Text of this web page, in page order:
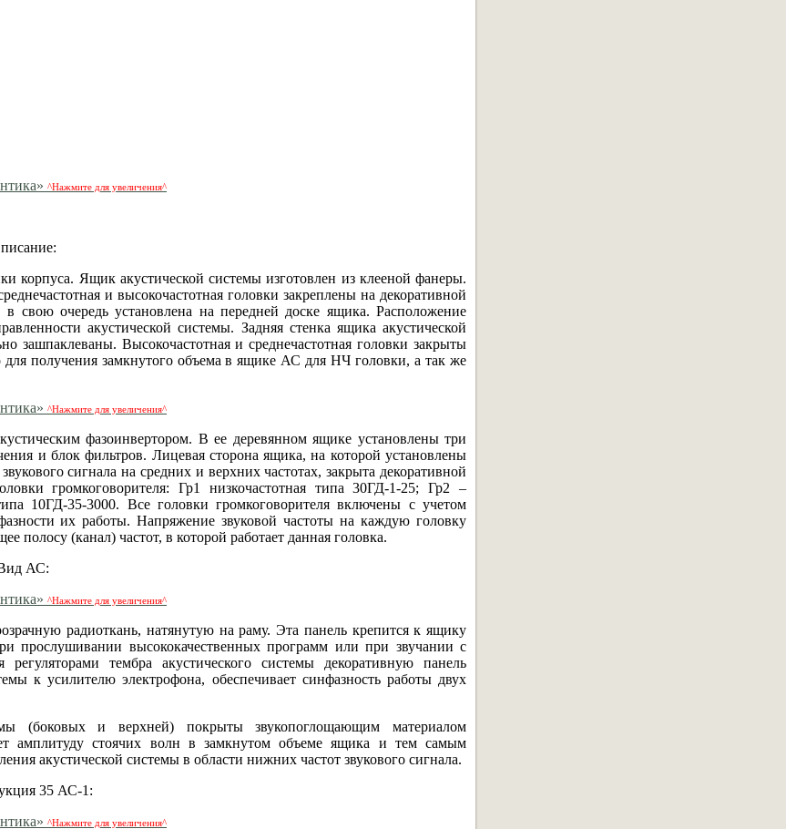
^Нажмите для увеличения^
корпуса. Ящик акустической системы изготовлен из клееной фанеры.
и высокочастотная головки закреплены на декоративной
очередь установлена на передней доске ящика. Расположение
акустической системы. Задняя стенка ящика акустической
зашпаклеваны. Высокочастотная и среднечастотная головки закрыты
получения замкнутого объема в ящике АС для НЧ головки, а так же
^Нажмите для увеличения^
фазоинвертором. В ее деревянном ящике установлены три
и блок фильтров. Лицевая сторона ящика, на которой установлены
сигнала на средних и верхних частотах, закрыта декоративной
громкоговорителя: Гр1 низкочастотная типа 30ГД-1-25; Гр2 –
10ГД-35-3000. Все головки громкоговорителя включены с учетом
их работы. Напряжение звуковой частоты на каждую головку
полосу (канал) частот, в которой работает данная головка.
АС:
^Нажмите для увеличения^
радиоткань, натянутую на раму. Эта панель крепится к ящику
прослушивании высококачественных программ или при звучании с
тембра акустического системы декоративную панель
к усилителю электрофона, обеспечивает синфазность работы двух
(боковых и верхней) покрыты звукопоглощающим материалом
амплитуду стоячих волн в замкнутом объеме ящика и тем самым
акустической системы в области нижних частот звукового сигнала.
35 АС-1:
^Нажмите для увеличения^